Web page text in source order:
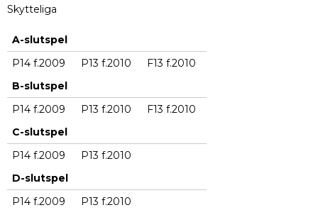
Skytteliga
A-slutspel
P14 f.2009
P13 f.2010
F13 f.2010
B-slutspel
P14 f.2009
P13 f.2010
F13 f.2010
C-slutspel
P14 f.2009
P13 f.2010
D-slutspel
P14 f.2009
P13 f.2010